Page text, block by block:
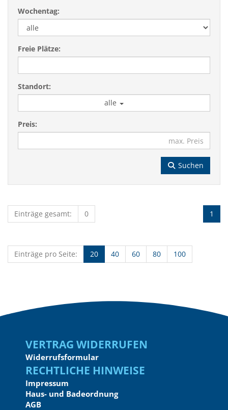
Wochentag:
Freie Plätze:
Standort:
alle
Preis:
Suchen
1
Einträge gesamt: 0
Einträge pro Seite: 20 40 60 80 100
Vertrag widerrufen
Widerrufsformular
Rechtliche Hinweise
Impressum
Haus- und Badeordnung
AGB